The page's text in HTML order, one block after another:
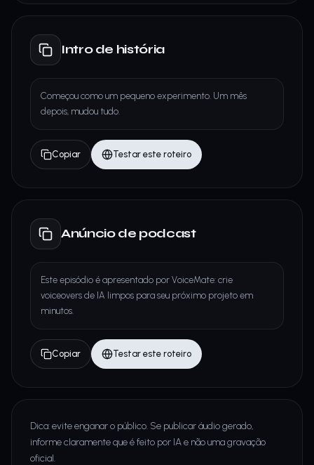
Intro de história
Começou como um pequeno experimento. Um mês
depois, mudou tudo.
Copiar Testar este roteiro
Anúncio de podcast
Este episódio é apresentado por VoiceMate: crie
voiceovers de IA limpos para seu próximo projeto em
minutos.
Copiar Testar este roteiro
Dica: evite enganar o público. Se publicar áudio gerado,
informe claramente que é feito por IA e não uma gravação
oficial.